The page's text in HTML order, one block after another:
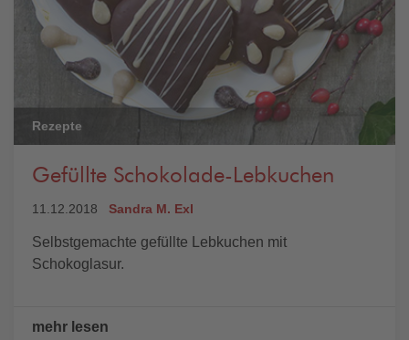
Rezepte
Gefüllte Schokolade-Lebkuchen
11.12.2018 Sandra M. Exl
Selbstgemachte gefüllte Lebkuchen mit
Schokoglasur.
mehr lesen